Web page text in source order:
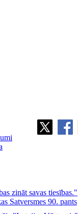
zināt savas tiesības."
Satversmes 90. pants